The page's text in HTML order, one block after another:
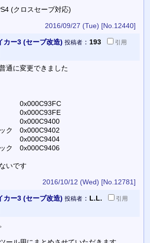
(クロスセーブ対応)
2016/09/27 (Tue) [No.12440]
カー3 (セーブ改造) 投稿者： 193
引用
通に変更できました
0x000C93FC
0x000C93FE
0x000C9400
ク 0x000C9402
0x000C9404
ク 0x000C9406
いです
2016/10/12 (Wed) [No.12781]
カー3 (セーブ改造) 投稿者： L.L.
引用